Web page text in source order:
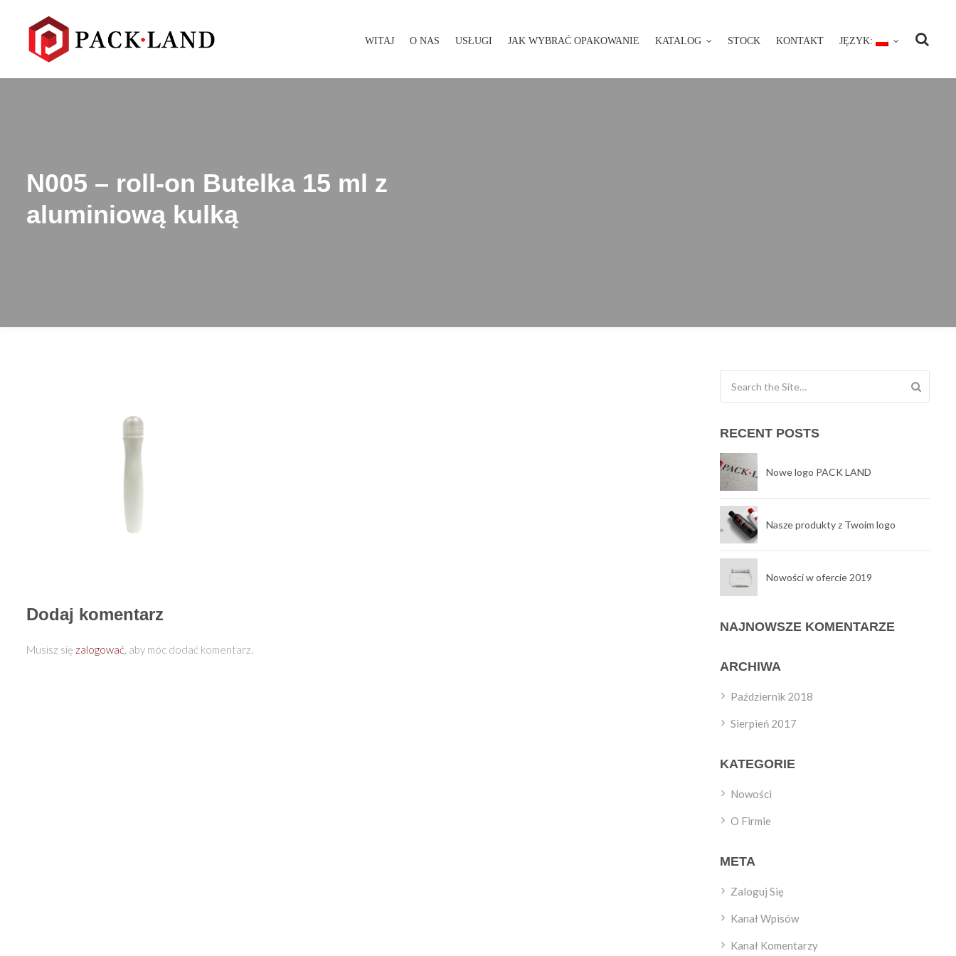
WITAJ O NAS USŁUGI JAK WYBRAĆ OPAKOWANIE KATALOG STOCK KONTAKT JĘZYK:
WITAJ O NAS USŁUGI JAK WYBRAĆ OPAKOWANIE KATALOG STOCK KONTAKT JĘZYK:
N005 – roll-on Butelka 15 ml z
aluminiową kulką
Dodaj komentarz
Musisz się zalogować, aby móc dodać komentarz.
RECENT POSTS
Nowe logo PACK LAND
Nasze produkty z Twoim logo
Nowości w ofercie 2019
NAJNOWSZE KOMENTARZE
ARCHIWA
Październik 2018
Sierpień 2017
KATEGORIE
Nowości
O Firmie
META
Zaloguj Się
Kanał Wpisów
Kanał Komentarzy